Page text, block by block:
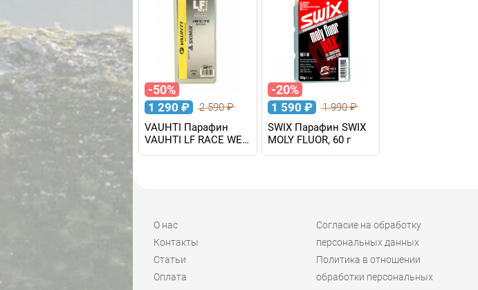
-50%
1 290 ₽ 2 590₽
VAUHTI Парафин
VAUHTI LF RACE WET
+10/-1°C, 180 г
-20%
1 590 ₽ 1 990₽
SWIX Парафин SWIX
MOLY FLUOR, 60 г
О нас
Контакты
Статьи
Оплата
Согласие на обработку
персональных данных
Политика в отношении
обработки персональных